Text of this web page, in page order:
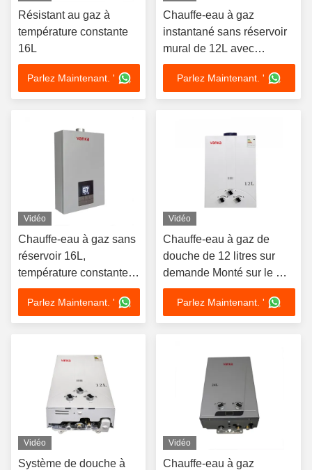
Résistant au gaz à
température constante
16L
Parlez Maintenant. '
Chauffe-eau à gaz
instantané sans réservoir
mural de 12L avec
température réglable pour
usage domestique,
hôtelier, en appartement et
Parlez Maintenant. '
Vidéo
Chauffe-eau à gaz sans
réservoir 16L,
température constante,
installation facile, tuyau
droit
Parlez Maintenant. '
Vidéo
Chauffe-eau à gaz de
douche de 12 litres sur
demande Monté sur le mur
110V chauffe-eau sans
réservoir
Parlez Maintenant. '
Vidéo
Système de douche à
Vidéo
Chauffe-eau à gaz